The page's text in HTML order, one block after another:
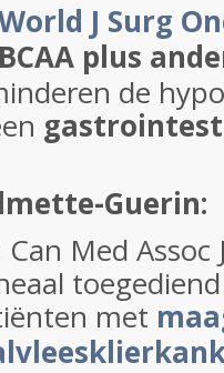
J Surg
BCAA plus
de
Guerin:
Med Assoc
met